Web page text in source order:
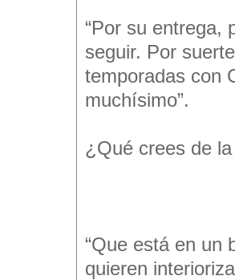
“Por su entrega,
seguir. Por
temporadas con
muchísimo”.
¿Qué crees de
“Que está en un
quieren